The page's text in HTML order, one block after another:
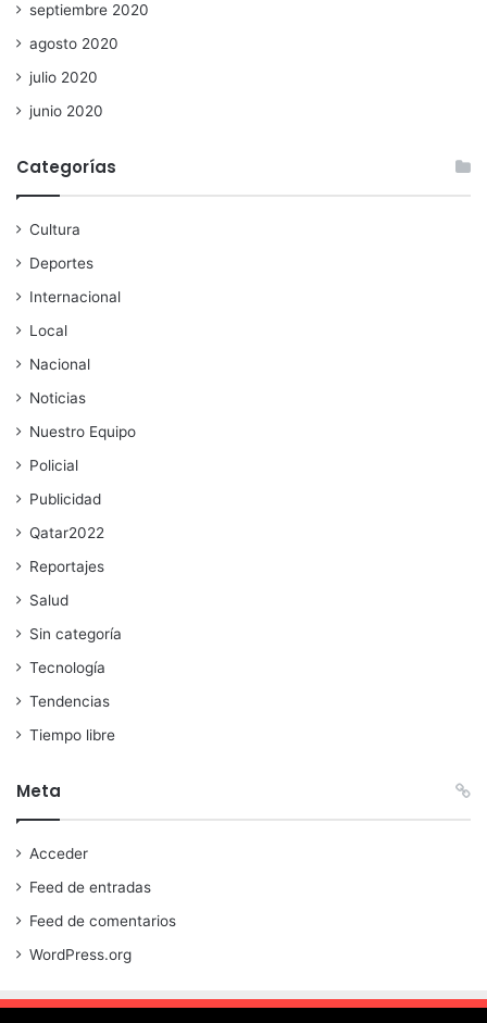
septiembre 2020
agosto 2020
julio 2020
junio 2020
Categorías
Cultura
Deportes
Internacional
Local
Nacional
Noticias
Nuestro Equipo
Policial
Publicidad
Qatar2022
Reportajes
Salud
Sin categoría
Tecnología
Tendencias
Tiempo libre
Meta
Acceder
Feed de entradas
Feed de comentarios
WordPress.org